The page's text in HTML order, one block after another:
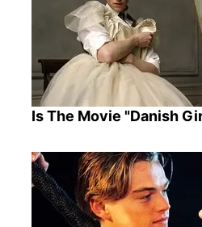
Is The Movie "Danish